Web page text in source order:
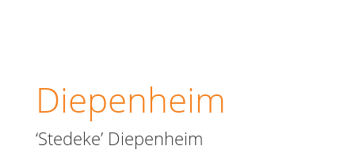
Diepenheim
‘Stedeke’ Diepenheim